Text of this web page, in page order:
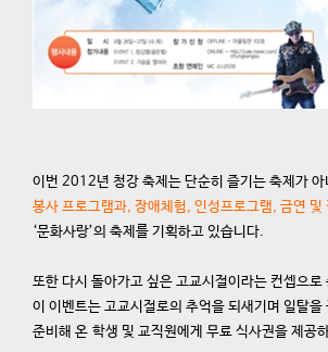
이번 2012년 청강 축제는 단순히 즐기는 축제가
봉사 프로그램과, 장애체험, 인성프로그램, 금연 및
‘문화사랑’의 축제를 기획하고 있습니다.
또한 다시 돌아가고 싶은 고교시절이라는 컨셉으
이 이벤트는 고교시절로의 추억을 되새기며 일탈을
준비해 온 학생 및 교직원에게 무료 식사권을 제공